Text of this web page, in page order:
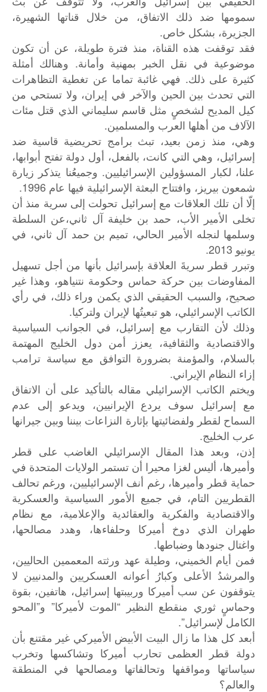
سمومها ضد ذلك الاتفاق، من خلال قناتها الشهيرة،
الجزيرة، بشكل خاص.
فقد توقفت هذه القناة، منذ فترة طويلة، عن أن تكون
موضوعية في نقل الخبر بمهنية وأمانة. وهنالك أمثلة
كثيرة على ذلك. فهي غائبة تماما عن تغطية التظاهرات
التي تحدث بين الحين والآخر في إيران، ولا تستحي من
كيل المديح لشخصٍ مثل قاسم سليماني الذي قتل مئات
الآلاف من أهلها العرب والمسلمين.
وهي، منذ زمن بعيد، تبث برامج تحريضية قاسية ضد
إسرائيل، وهي التي كانت، بالفعل، أول دولة تفتح أبوابها،
علنا، لكبار المسؤولين الإسرائيليين. وجميعُنا يتذكر زيارة
شمعون بيريز، وافتتاح البعثة الإسرائيلية فيها عام 1996.
إلّا أن تلك العلاقات مع إسرائيل تحولت إلى سرية منذ أن
تخلى الأمير الأب، حمد بن خليفة آل ثاني،عن السلطة
وسلمها لنجله الأمير الحالي، تميم بن حمد آل ثاني، في
يونيو 2013.
وتبرر قطر سريةَ العلاقة بإسرائيل بأنها من أجل تسهيل
المفاوضات بين حركة حماس وحكومة نتنياهو، وهذا غير
صحيح، والسبب الحقيقي الذي يكمن وراء ذلك، في رأي
الكاتب الإسرائيلي، هو تبعيتُها لإيران ولتركيا.
وذلك لأن التقارب مع إسرائيل، في الجوانب السياسية
والاقتصادية والثقافية، يعزز أمن دول الخليج المهتمة
بالسلام، والمؤمنة بضرورة التوافق مع سياسة ترامب
إزاء النظام الإيراني.
ويختم الكاتب الإسرائيلي مقاله بالتأكيد على أن الاتفاق
مع إسرائيل سوف يردع الإيرانيين، ويدعو إلى عدم
السماح لقطر ولفضائيتها بإثارة النزاعات بيننا وبين جيرانها
عرب الخليج.
إذن، وبعد هذا المقال الإسرائيلي الغاضب على قطر
وأميرها، أليس لغزا محيرا أن تستمر الولايات المتحدة في
حماية قطر وأميرها، رغم أنف الإسرائيليين، ورغم تحالف
القطريين التام، في جميع الأمور السياسية والعسكرية
والاقتصادية والفكرية والعقائدية والإعلامية، مع نظام
طهران الذي دوخ أميركا وحلفاءها، وهدد مصالحها،
واغتال جنودها وضباطها.
فمن أيام الخميني، وطيلة عهد ورثته المعممين الحاليين،
والمرشدُ الأعلى وكبارُ أعوانه العسكريين والمدنيين لا
يتوقفون عن سب أميركا وربيبتها إسرائيل، هاتفين، بقوة
وحماسٍ ثوري منقطع النظير “الموت لأميركا” و”المحو
الكامل لإسرائيل”.
أبعد كل هذا ما زال البيت الأبيض الأميركي غير مقتنع بأن
دولة قطر العظمى تحارب أميركا وتشاكسها وتخرب
سياساتها ومواقفها وتحالفاتها ومصالحها في المنطقة
والعالم؟